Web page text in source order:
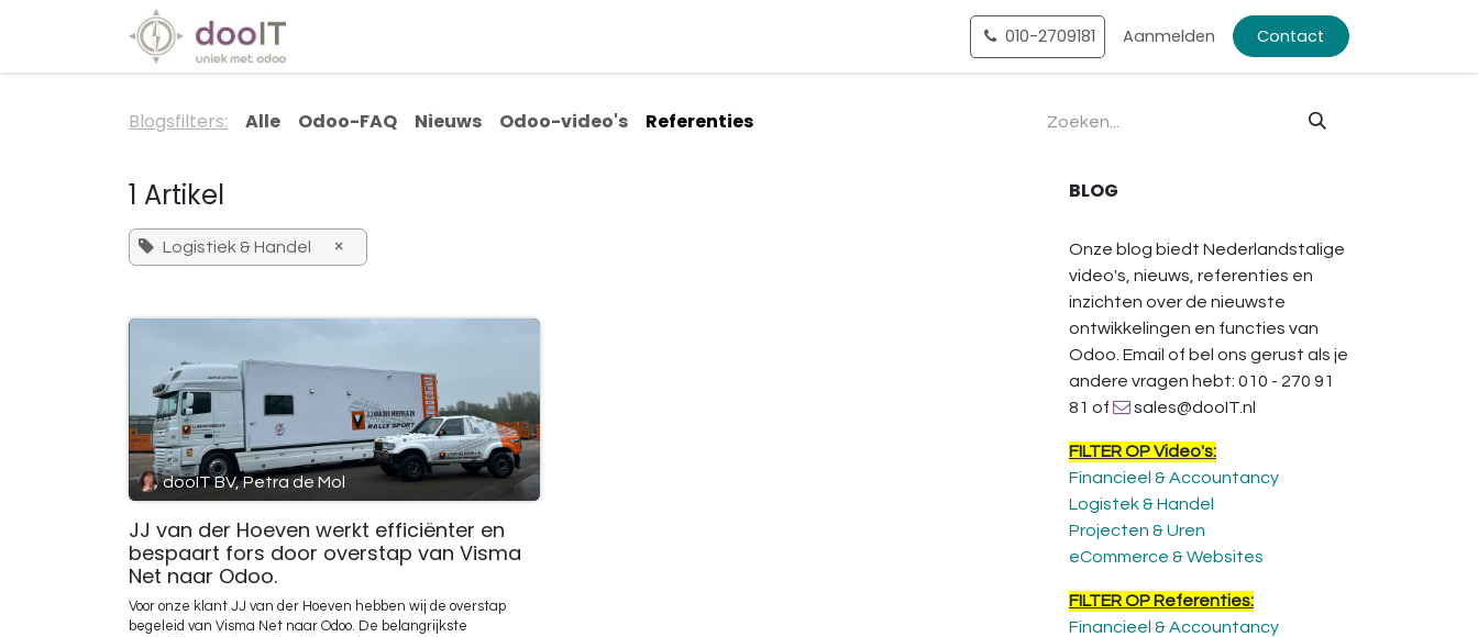
Overslaan naar inhoud
Contact Shop
010-2709181 Aanmelden Contact
Blogsfilters: Alle Odoo-FAQ Nieuws Odoo-video's Referenties
1 Artikel
Logistiek & Handel ×
dooIT BV, Petra de Mol
JJ van der Hoeven werkt efficiënter en
bespaart fors door overstap van Visma
Net naar Odoo.
Voor onze klant JJ van der Hoeven hebben wij de overstap
begeleid van Visma Net naar Odoo. De belangrijkste
BLOG
Onze blog biedt Nederlandstalige
video's, nieuws, referenties en
inzichten over de nieuwste
ontwikkelingen en functies van
Odoo. Email of bel ons gerust als je
andere vragen hebt: 010 - 270 91
81 of
sales@dooIT.nl
FILTER OP Video's:
Financieel & Accountancy
Logistek & Handel
Projecten & Uren
eCommerce & Websites
FILTER OP Referenties:
Financieel & Accountancy